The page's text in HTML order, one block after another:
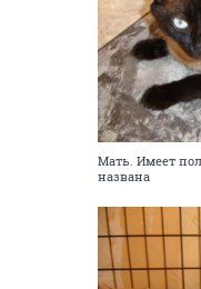
Мать. Имеет
названа